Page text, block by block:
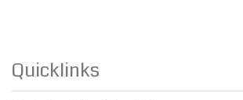
Quicklinks